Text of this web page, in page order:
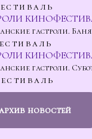
гастроли.
гастроли.
новостей